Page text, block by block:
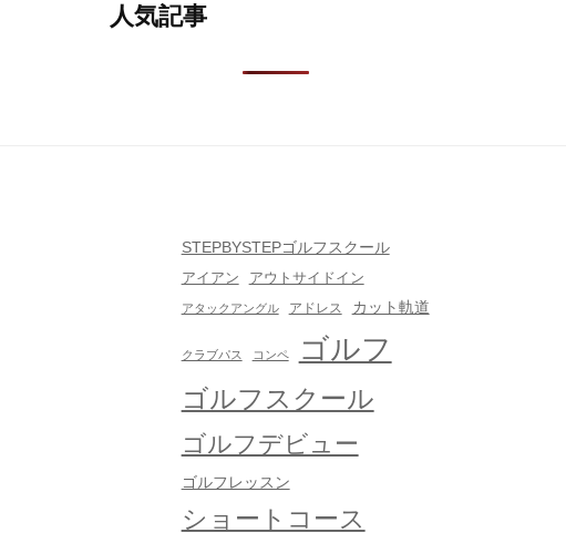
人気記事
三輪M
ゴルフ全くの初心者
で、体験レッスンに参
加しました。
とても分かりやすく、
優しく教えて頂けまし
た。
カメラが設置されてい
STEPBYSTEPゴルフスクール
アイアン
アウトサイドイン
アタックアングル アドレス カット軌道
クラブパス コンペ ゴルフ
ゴルフスクール
ゴルフデビュー
ゴルフレッスン
ショートコース